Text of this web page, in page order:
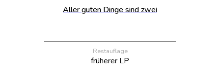
Aller guten Dinge sind zwei
Restauflage
früherer LP